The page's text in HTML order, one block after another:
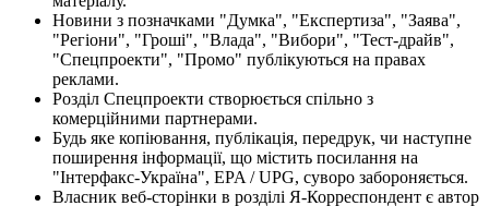
Новини з позначками "Думка", "Експертиза", "Заява",
"Регіони", "Гроші", "Влада", "Вибори", "Тест-драйв",
"Спецпроекти", "Промо" публікуються на правах
реклами.
Розділ Спецпроекти створюється спільно з
комерційними партнерами.
Будь яке копіювання, публікація, передрук, чи наступне
поширення інформації, що містить посилання на
"Інтерфакс-Україна", EPA / UPG, суворо забороняється.
Власник веб-сторінки в розділі Я-Корреспондент є автор